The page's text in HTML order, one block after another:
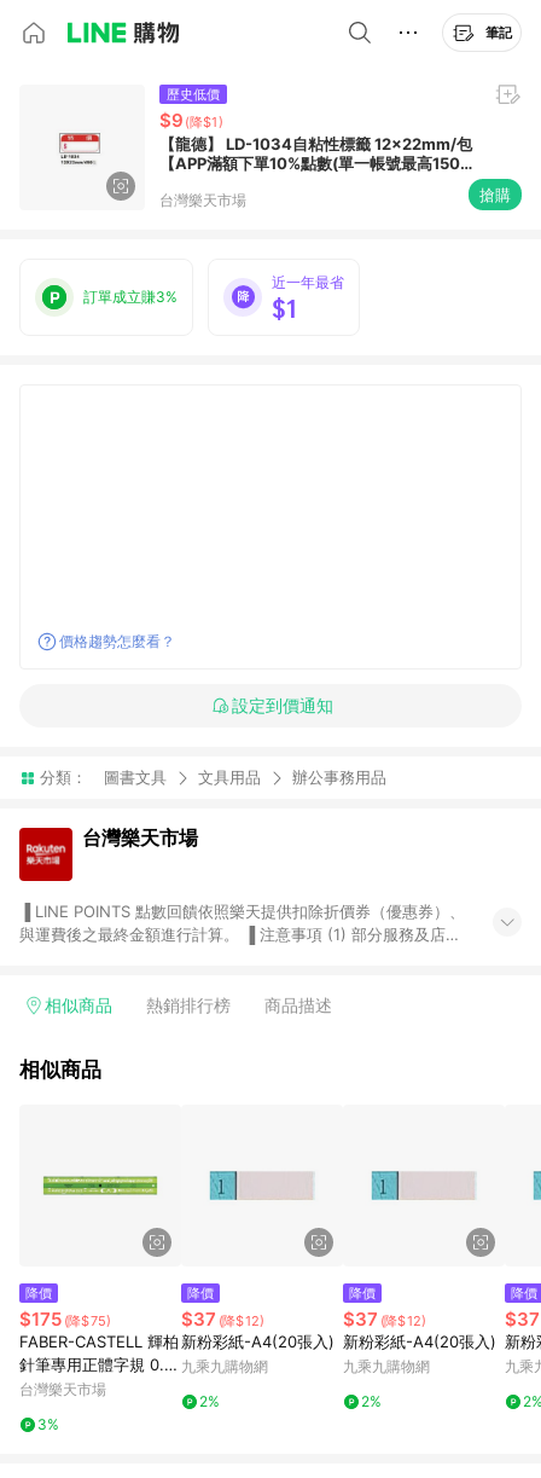
筆記
歷史低價
$9 (降$1)
【龍德】 LD-1034自粘性標籤 12x22mm/包
【APP滿額下單10%點數(單一帳號最高1500
台灣樂天市場 搶購
訂單成立賺3%
近一年最省
$1
價格趨勢怎麼看？
設定到價通知
分類： 圖書文具 文具用品 辦公事務用品
台灣樂天市場
與運費後之最終金額進行計算。 ▐ 注意事項 (1) 部分服務及店家
Smart mobile、神腦生活、JS巨盛、樂天KOBO電子書，請詳閱
台灣樂天市場，並在同一瀏覽器於24小時內結帳，才享有 LINE
無法進行 LINE POINTS 回饋。 (5) LINE 購物為購物資訊整合性
位、贈品與台灣樂天市場銷售網頁不符，以銷售網頁標示為準。
(6) 導購訂單已逾 365 天，根據台灣樂天回饋規定，逾期訂單將
點數回饋或點數回饋有爭議，台灣樂天市場保有更改條款與法律
追訴之權利，活動詳情以樂天市場網站公告為準。
相似商品 熱銷排行榜 商品描述
相似商品
降價
$175 (降$75)
FABER-CASTELL 輝柏
針筆專用正體字規 0.7
mm /支 173170【APP
帳號最高1500點)】8/3
台灣樂天市場
3%
降價
$37 (降$12)
新粉彩紙-A4(20張入)
九乘九購物網
2%
降價
$37 (降$12)
新粉彩紙-A4(20張入)
九乘九購物網
2%
降價
$37
新
九乘